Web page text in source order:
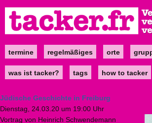
zum
Inhalt
Maintermine regelmäßiges orte
was ist tacker? tags how to tacker
Jüdische Geschichte in Freiburg
Dienstag, 24.03.20 um 19:00 Uhr
Vortrag von Heinrich Schwendemann